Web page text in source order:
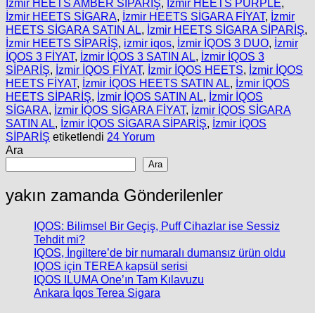
İzmir HEETS AMBER SİPARİŞ, İzmir HEETS PURPLE,
İzmir HEETS SİGARA, İzmir HEETS SİGARA FİYAT, İzmir
HEETS SİGARA SATIN AL, İzmir HEETS SİGARA SİPARİŞ,
İzmir HEETS SİPARİŞ, izmir iqos, İzmir İQOS 3 DUO, İzmir
İQOS 3 FİYAT, İzmir İQOS 3 SATIN AL, İzmir İQOS 3
SİPARİŞ, İzmir İQOS FİYAT, İzmir İQOS HEETS, İzmir İQOS
HEETS FİYAT, İzmir İQOS HEETS SATIN AL, İzmir İQOS
HEETS SİPARİŞ, İzmir İQOS SATIN AL, İzmir İQOS
SİGARA, İzmir İQOS SİGARA FİYAT, İzmir İQOS SİGARA
SATIN AL, İzmir İQOS SİGARA SİPARİŞ, İzmir İQOS
SİPARİŞ etiketlendi 24 Yorum
Ara
Ara
yakın zamanda Gönderilenler
IQOS: Bilimsel Bir Geçiş, Puff Cihazlar ise Sessiz
Tehdit mi?
IQOS, İngiltere’de bir numaralı dumansız ürün oldu
IQOS için TEREA kapsül serisi
IQOS ILUMA One’ın Tam Kılavuzu
Ankara İqos Terea Sigara